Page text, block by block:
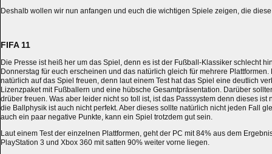
Deshalb wollen wir nun anfangen und euch die wichtigen Spiele zeigen, die
FIFA 11
Die Presse ist heiß her um das Spiel, denn es ist der Fußball-Klassiker schlecht
Donnerstag für euch erscheinen und das natürlich gleich für mehrere
natürlich auf das Spiel freuen, denn laut einem Test hat das Spiel eine deutlich
Lizenzpaket mit Fußballern und eine hübsche Gesamtpräsentation. Darüber
drüber freuen. Was aber leider nicht so toll ist, ist das Passsystem denn dieses ist
die Ballphysik ist auch nicht perfekt. Aber dieses sollte natürlich nicht jeden Fall
auch ein paar negative Punkte, kann ein Spiel trotzdem gut sein.
Laut einem Test der einzelnen Plattformen, geht der PC mit 84% aus dem
PlayStation 3 und Xbox 360 mit satten 90% weiter vorne liegen.